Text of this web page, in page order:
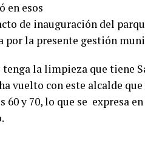
en esos
de inauguración del
por la presente gestión
tenga la limpieza que tiene
vuelto con este alcalde
60 y 70, lo que se expresa